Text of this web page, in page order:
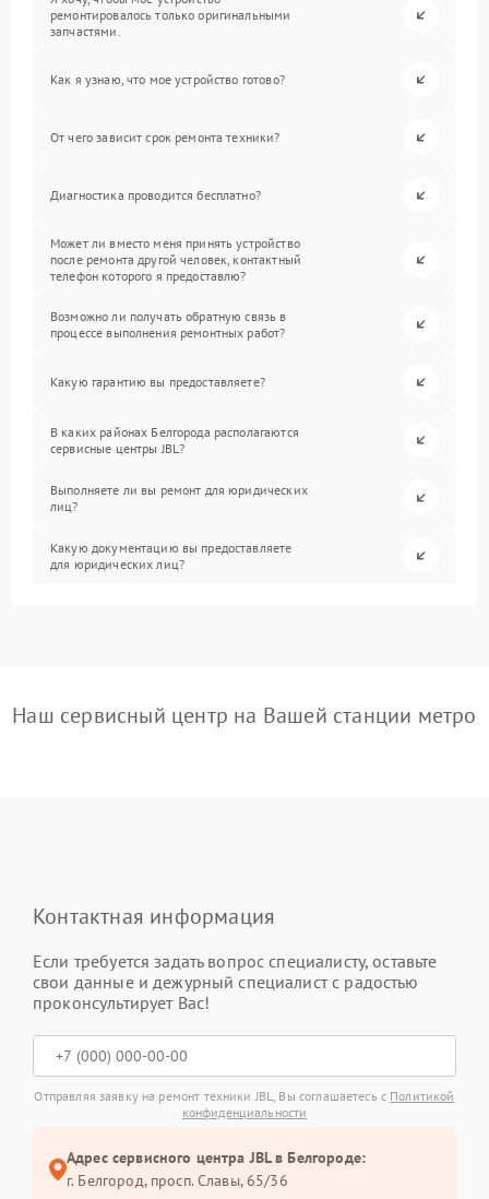
ремонтировалось только оригинальными
запчастями.
Как я узнаю, что мое устройство готово?
От чего зависит срок ремонта техники?
Диагностика проводится бесплатно?
Может ли вместо меня принять устройство
после ремонта другой человек, контактный
телефон которого я предоставлю?
Возможно ли получать обратную связь в
процессе выполнения ремонтных работ?
Какую гарантию вы предоставляете?
В каких районах Белгорода располагаются
сервисные центры JBL?
Выполняете ли вы ремонт для юридических
лиц?
Какую документацию вы предоставляете
для юридических лиц?
Наш сервисный центр на Вашей станции метро
Контактная информация
Если требуется задать вопрос специалисту, оставьте
свои данные и дежурный специалист с радостью
проконсультирует Вас!
Отправляя заявку на ремонт техники JBL, Вы соглашаетесь с Политикой
конфиденциальности
Адрес сервисного центра JBL в Белгороде:
г. Белгород, просп. Славы, 65/36